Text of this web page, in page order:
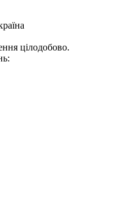
цілодобово.